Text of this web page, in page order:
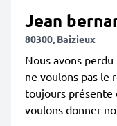
Jean
80300, Baizieux
Nous avons
ne voulons pas le
toujours présente
voulons donner